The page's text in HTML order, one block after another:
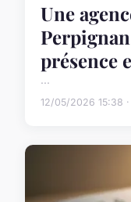
Une
présence
...
12/05/2026 15:38